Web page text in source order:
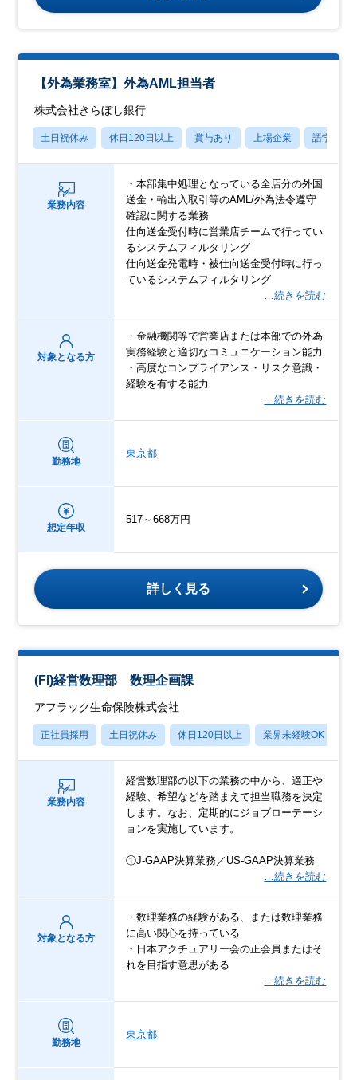
【外為業務室】外為AML担当者
株式会社きらぼし銀行
土日祝休み 休日120日以上 賞与あり 上場企業 語学力を
業務内容
・本部集中処理となっている全店分の外国
送金・輸出入取引等のAML/外為法令遵守
確認に関する業務
仕向送金受付時に営業店チームで行ってい
るシステムフィルタリング
仕向送金発電時・被仕向送金受付時に行っ
ているシステムフィルタリング
…続きを読む
対象となる方
・金融機関等で営業店または本部での外為
実務経験と適切なコミュニケーション能力
・高度なコンプライアンス・リスク意識・
経験を有する能力
…続きを読む
勤務地
東京都
想定年収
517～668万円
詳しく見る
(FI)経営数理部 数理企画課
アフラック生命保険株式会社
正社員採用 土日祝休み 休日120日以上 業界未経験OK
業務内容
経営数理部の以下の業務の中から、適正や
経験、希望などを踏まえて担当職務を決定
します。なお、定期的にジョブローテーシ
ョンを実施しています。
①J-GAAP決算業務／US-GAAP決算業務
…続きを読む
対象となる方
・数理業務の経験がある、または数理業務
に高い関心を持っている
・日本アクチュアリー会の正会員またはそ
れを目指す意思がある
…続きを読む
勤務地
東京都